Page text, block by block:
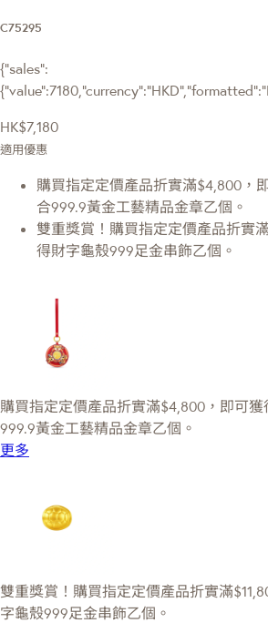
C75295
{"sales":
HK$7,180
適用優惠
購買指定定價產品折實滿$4,800，
合999.9黃金工藝精品金章乙個。
雙重獎賞！購買指定定價產品折實
得財字龜殼999足金串飾乙個。
購買指定定價產品折實滿$4,800，即可
999.9黃金工藝精品金章乙個。
更多
雙重獎賞！購買指定定價產品折實滿
字龜殼999足金串飾乙個。